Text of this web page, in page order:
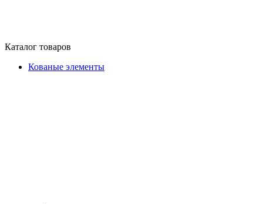
Каталог товаров
Кованые элементы